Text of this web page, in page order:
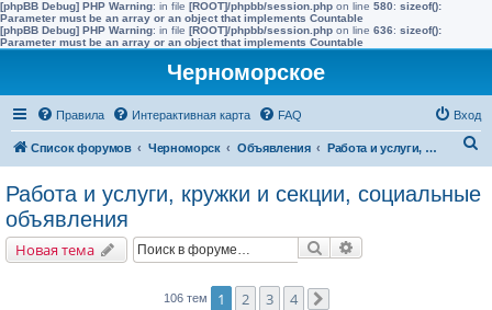
[phpBB Debug] PHP Warning: in file [ROOT]/phpbb/session.php on line 580: sizeof():
Parameter must be an array or an object that implements Countable
[phpBB Debug] PHP Warning: in file [ROOT]/phpbb/session.php on line 636: sizeof():
Parameter must be an array or an object that implements Countable
Черноморское
Правила Интерактивная карта FAQ Вход
Список форумов Черноморск Объявления Работа и услуги, кружки и секции, социальные объявления
и
Работа и услуги, кружки и секции, социальные
объявления
Новая тема Поиск
106 тем 1 2 3 4